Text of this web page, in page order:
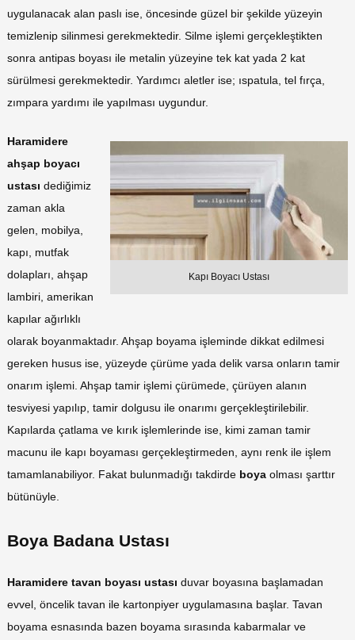
uygulanacak alan paslı ise, öncesinde güzel bir şekilde yüzeyin
temizlenip silinmesi gerekmektedir. Silme işlemi gerçekleştikten
sonra antipas boyası ile metalin yüzeyine tek kat yada 2 kat
sürülmesi gerekmektedir. Yardımcı aletler ise; ıspatula, tel fırça,
zımpara yardımı ile yapılması uygundur.
Kapı Boyacı Ustası
Haramidere
ahşap boyacı
ustası dediğimiz
zaman akla
gelen, mobilya,
kapı, mutfak
dolapları, ahşap
lambiri, amerikan
kapılar ağırlıklı
olarak boyanmaktadır. Ahşap boyama işleminde dikkat edilmesi
gereken husus ise, yüzeyde çürüme yada delik varsa onların tamir
onarım işlemi. Ahşap tamir işlemi çürümede, çürüyen alanın
tesviyesi yapılıp, tamir dolgusu ile onarımı gerçekleştirilebilir.
Kapılarda çatlama ve kırık işlemlerinde ise, kimi zaman tamir
macunu ile kapı boyaması gerçekleştirmeden, aynı renk ile işlem
tamamlanabiliyor. Fakat bulunmadığı takdirde boya olması şarttır
bütünüyle.
Boya Badana Ustası
Haramidere tavan boyası ustası duvar boyasına başlamadan
evvel, öncelik tavan ile kartonpiyer uygulamasına başlar. Tavan
boyama esnasında bazen boyama sırasında kabarmalar ve